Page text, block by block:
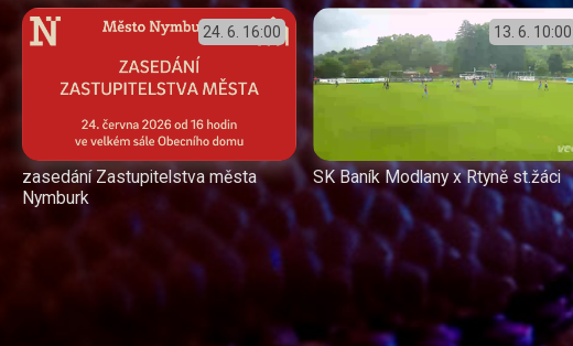
24. 6. 16:00
zasedání Zastupitelstva města
Nymburk
13. 6. 10:00
SK Baník Modlany x Rtyně st.žáci